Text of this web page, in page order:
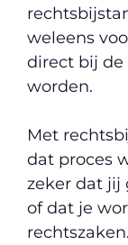
weleens
direct bij
worden.
Met
dat proces
zeker dat jij
of dat je